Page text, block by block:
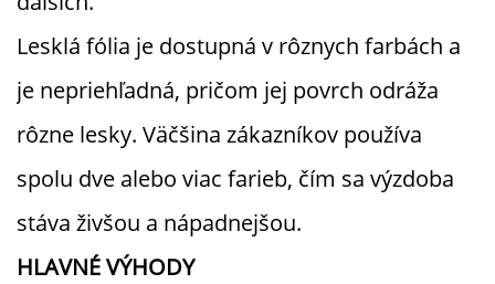
Lesklá fólia je dostupná v rôznych farbách a
je nepriehľadná, pričom jej povrch odráža
rôzne lesky. Väčšina zákazníkov používa
spolu dve alebo viac farieb, čím sa výzdoba
stáva živšou a nápadnejšou.
HLAVNÉ VÝHODY